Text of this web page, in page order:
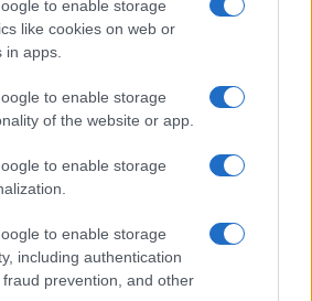
to enable storage
like cookies on web or
apps.
to enable storage
of the website or app.
to enable storage
to enable storage
including authentication
prevention, and other
en Lagos